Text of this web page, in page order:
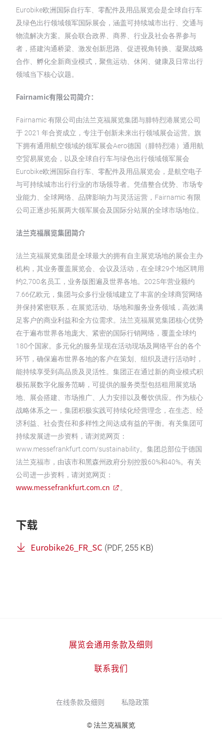
Eurobike欧洲国际自行车、零配件及用品展览会是全球自行车
及绿色出行领域领军国际展会，涵盖可持续城市出行、交通与
物流解决方案。展会联合政界、商界、行业及社会各界参与
者，搭建沟通桥梁、激发创新思路、促进视角转换、凝聚战略
合作、孵化全新商业模式，聚焦运动、休闲、健康及日常出行
领域当下核心议题。
Fairnamic有限公司简介：
Fairnamic 有限公司由法兰克福展览集团与腓特烈港展览公司
于 2021 年合资成立，专注于创新未来出行领域展会运营。旗
下拥有通用航空领域的领军展会Aero德国（腓特烈港）通用航
空贸易展览会，以及全球自行车与绿色出行领域领军展会
Eurobike欧洲国际自行车、零配件及用品展览会，是航空电子
与可持续城市出行行业的市场领导者。凭借整合优势、市场专
业能力、全球网络、品牌影响力与灵活运营，Fairnamic 有限
公司正逐步拓展两大领军展会及国际分站展的全球市场地位。
法兰克福展览集团简介
法兰克福展览集团是全球最大的拥有自主展览场地的展会主办
机构，其业务覆盖展览会、会议及活动，在全球29个地区聘用
约2,700名员工，业务版图遍及世界各地。2025年营业额约
7.66亿欧元，集团与众多行业领域建立了丰富的全球商贸网络
并保持紧密联系，在展览活动、场地和服务业务领域，高效满
足客户的商业利益和全方位需求。法兰克福展览集团核心优势
在于遍布世界各地庞大、紧密的国际行销网络，覆盖全球约
180个国家。多元化的服务呈现在活动现场及网络平台的各个
环节，确保遍布世界各地的客户在策划、组织及进行活动时，
能持续享受到高品质及灵活性。集团正在通过新的商业模式积
极拓展数字化服务范畴，可提供的服务类型包括租用展览场
地、展会搭建、市场推广、人力安排以及餐饮供应。作为核心
战略体系之一，集团积极实践可持续化经营理念，在生态、经
济利益、社会责任和多样性之间达成有益的平衡。有关集团可
持续发展进一步资料，请浏览网页：
www.messefrankfurt.com/sustainability。集团总部位于德国
法兰克福市，由该市和黑森州政府分别控股60%和40%。有关
公司进一步资料，请浏览网页：
www.messefrankfurt.com.cn 。
下载
Eurobike26_FR_SC (PDF, 255 KB)
展览会通用条款及细则
联系我们
在线条款及细则 私隐政策
© 法兰克福展览